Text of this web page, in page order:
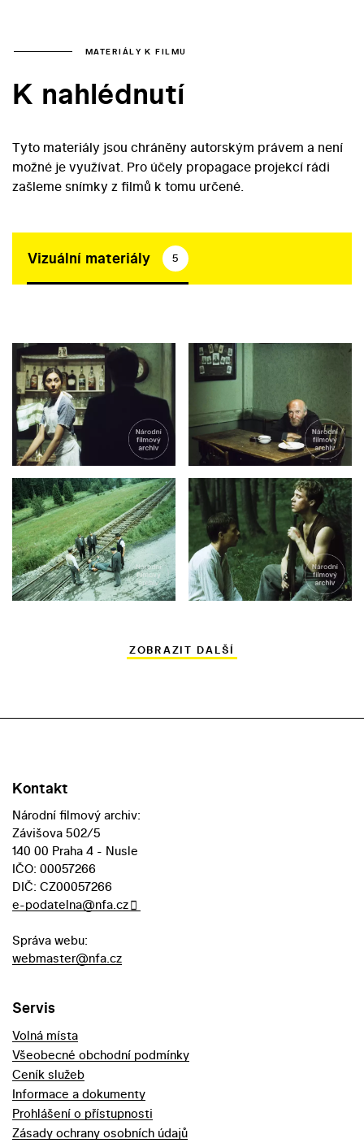
MATERIÁLY K FILMU
K nahlédnutí
Tyto materiály jsou chráněny autorským právem a není
možné je využívat. Pro účely propagace projekcí rádi
zašleme snímky z filmů k tomu určené.
Vizuální materiály 5
ZOBRAZIT DALŠÍ
Kontakt
Národní filmový archiv:
Závišova 502/5
140 00 Praha 4 - Nusle
IČO: 00057266
DIČ: CZ00057266
e-podatelna@nfa.cz
Správa webu:
webmaster@nfa.cz
Servis
Volná místa
Všeobecné obchodní podmínky
Ceník služeb
Informace a dokumenty
Prohlášení o přístupnosti
Zásady ochrany osobních údajů